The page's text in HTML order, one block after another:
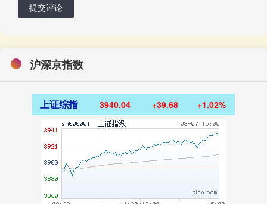
提交评论
沪深京指数
上证综指 3940.04 +39.68 +1.02%